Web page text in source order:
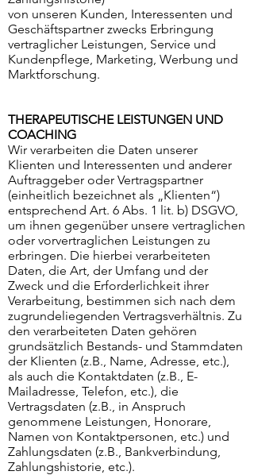
von unseren Kunden, Interessenten und
Geschäftspartner zwecks Erbringung
vertraglicher Leistungen, Service und
Kundenpflege, Marketing, Werbung und
Marktforschung.
THERAPEUTISCHE LEISTUNGEN UND
COACHING
Wir verarbeiten die Daten unserer
Klienten und Interessenten und anderer
Auftraggeber oder Vertragspartner
(einheitlich bezeichnet als „Klienten“)
entsprechend Art. 6 Abs. 1 lit. b) DSGVO,
um ihnen gegenüber unsere vertraglichen
oder vorvertraglichen Leistungen zu
erbringen. Die hierbei verarbeiteten
Daten, die Art, der Umfang und der
Zweck und die Erforderlichkeit ihrer
Verarbeitung, bestimmen sich nach dem
zugrundeliegenden Vertragsverhältnis. Zu
den verarbeiteten Daten gehören
grundsätzlich Bestands- und Stammdaten
der Klienten (z.B., Name, Adresse, etc.),
als auch die Kontaktdaten (z.B., E-
Mailadresse, Telefon, etc.), die
Vertragsdaten (z.B., in Anspruch
genommene Leistungen, Honorare,
Namen von Kontaktpersonen, etc.) und
Zahlungsdaten (z.B., Bankverbindung,
Zahlungshistorie, etc.).